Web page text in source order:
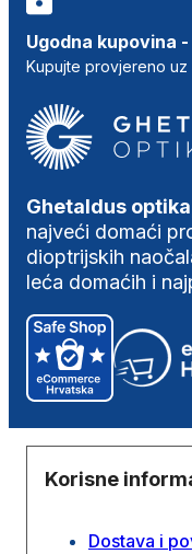
Ugodna kupovina
Kupujte provjereno
Ghetaldus
najveći domaći
dioptrijskih
leća domaćih i
Korisne
Dostava i